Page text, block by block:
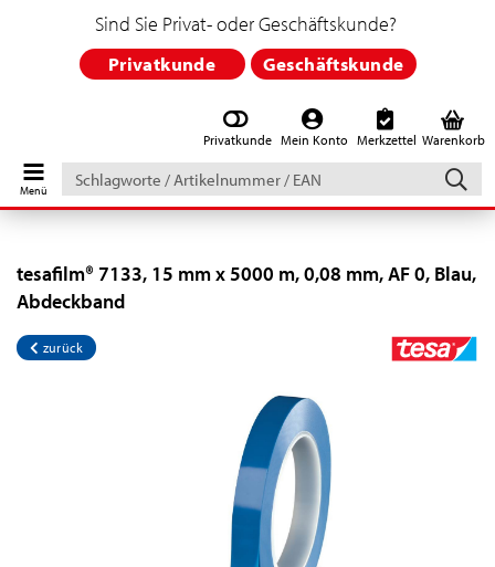
Privatkunde Mein Konto Merkzettel Warenkorb
Schlagworte
/
Artikelnummer
EAN
Sind Sie Privat- oder Geschäftskunde?
Privatkunde Geschäftskunde
tesafilm® 7133, 15 mm x 5000 m, 0,08 mm, AF 0, Blau,
Abdeckband
zurück